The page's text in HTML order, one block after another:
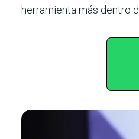
herramienta más dentro